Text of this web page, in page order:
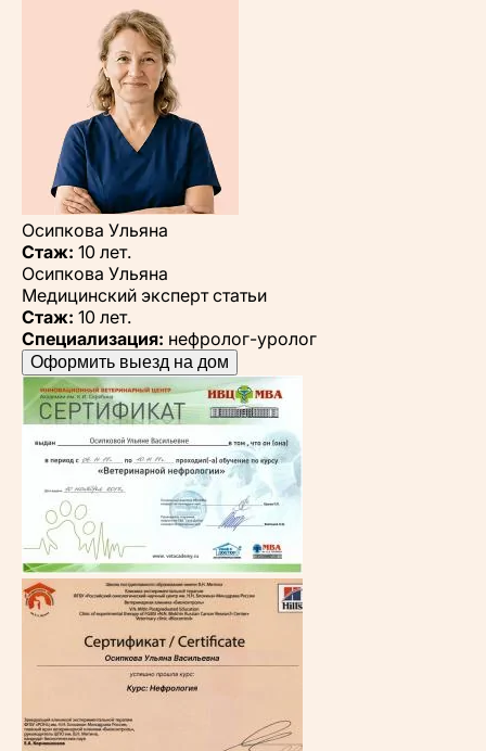
Осипкова Ульяна
Стаж: 10 лет.
Осипкова Ульяна
Медицинский эксперт статьи
Стаж: 10 лет.
Специализация: нефролог-уролог
Оформить выезд на дом